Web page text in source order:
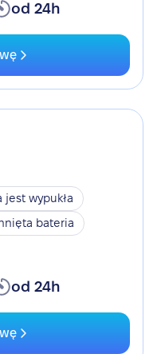
od 24h
jest wypukła
bateria
od 24h